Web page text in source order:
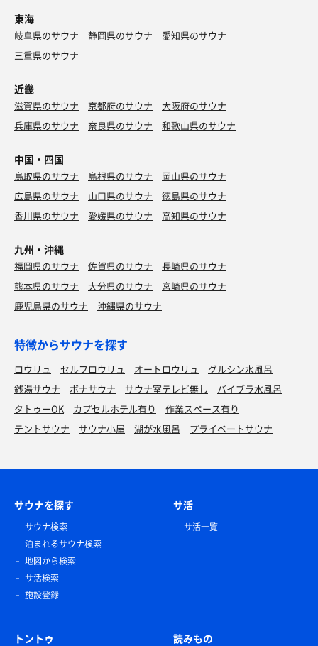
東海
岐阜県のサウナ 静岡県のサウナ
愛知県のサウナ
三重県のサウナ
近畿
滋賀県のサウナ 京都府のサウナ
大阪府のサウナ
兵庫県のサウナ
奈良県のサウナ 和歌山県のサウナ
中国・四国
鳥取県のサウナ 島根県のサウナ
岡山県のサウナ
広島県のサウナ
山口県のサウナ
徳島県のサウナ
香川県のサウナ
愛媛県のサウナ 高知県のサウナ
九州・沖縄
福岡県のサウナ 佐賀県のサウナ
長崎県のサウナ
熊本県のサウナ
大分県のサウナ
宮崎県のサウナ
鹿児島県のサウナ
沖縄県のサウナ
特徴からサウナを探す
ロウリュ セルフロウリュ オートロウリュ
グルシン水風呂
銭湯サウナ
ボナサウナ サウナ室テレビ無し
バイブラ水風呂
タトゥーOK
カプセルホテル有り
作業スペース有り
テントサウナ
サウナ小屋 湖が水風呂 プライベートサウナ
サウナを探す
サウナ検索
泊まれるサウナ検索
地図から検索
サ活検索
施設登録
サ活
サ活一覧
トントゥ 読みもの